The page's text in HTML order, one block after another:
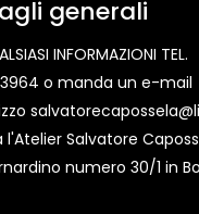
generali
INFORMAZIONI TEL.
o manda un e-mail
l'Atelier Salvatore
numero 30/1 in